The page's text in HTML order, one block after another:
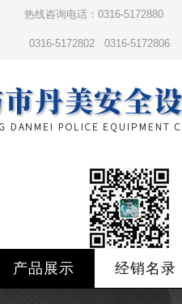
热线咨询电话：0316-5172880
0316-5172802 0316-5172806
产品展示 经销名录